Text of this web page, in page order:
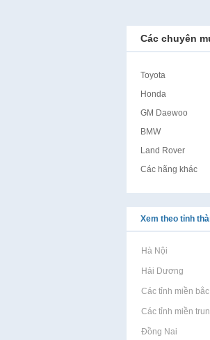
Các chuyên
Toyota
Honda
GM Daewoo
BMW
Land Rover
Các hãng khác
Xem theo tỉnh
Rao vặt tại Hà Nội
Rao vặt tại Hải Dương
Rao vặt tại Các tỉnh miền
Rao vặt tại Các tỉnh miền
Rao vặt tại Đồng Nai